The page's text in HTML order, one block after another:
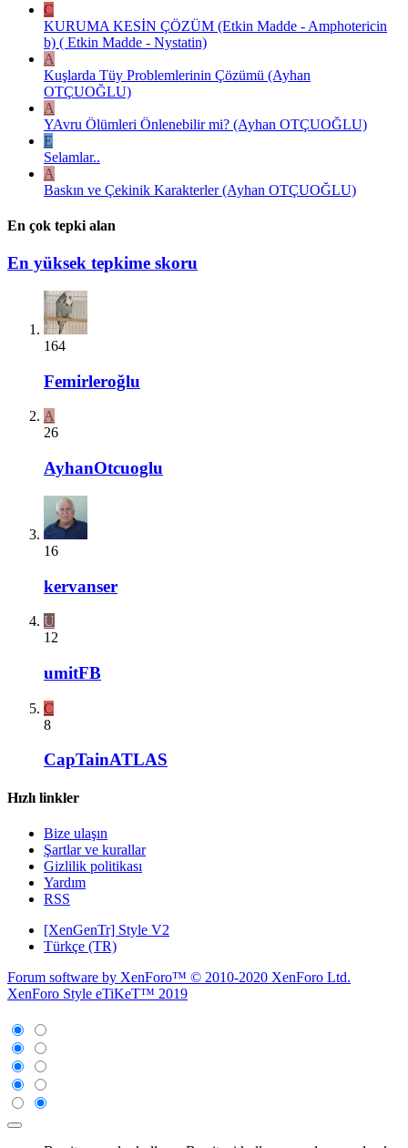
C
KURUMA KESİN ÇÖZÜM (Etkin Madde - Amphotericin
b) ( Etkin Madde - Nystatin)
A
Kuşlarda Tüy Problemlerinin Çözümü (Ayhan
OTÇUOĞLU)
A
YAvru Ölümleri Önlenebilir mi? (Ayhan OTÇUOĞLU)
E
Selamlar..
A
Baskın ve Çekinik Karakterler (Ayhan OTÇUOĞLU)
En çok tepki alan
En yüksek tepkime skoru
164
Femirleroğlu
A
26
AyhanOtcuoglu
16
kervanser
U
12
umitFB
C
8
CapTainATLAS
Hızlı linkler
Bize ulaşın
Şartlar ve kurallar
Gizlilik politikası
Yardım
RSS
[XenGenTr] Style V2
Türkçe (TR)
Forum software by XenForo™ © 2010-2020 XenForo Ltd.
XenForo Style eTiKeT™ 2019